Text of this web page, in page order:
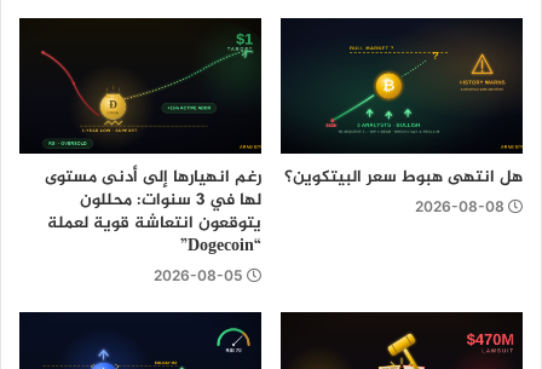
هل انتهى هبوط سعر البيتكوين؟
2026-08-08
رغم انهيارها إلى أدنى مستوى
لها في 3 سنوات: محللون
يتوقعون انتعاشة قوية لعملة
“Dogecoin”
2026-08-05